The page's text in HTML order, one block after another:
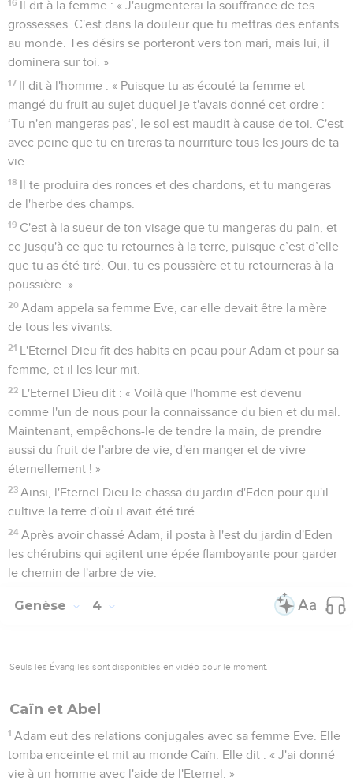
16 Il dit à la femme : « J'augmenterai la souffrance de tes
grossesses. C'est dans la douleur que tu mettras des enfants
au monde. Tes désirs se porteront vers ton mari, mais lui, il
dominera sur toi. »
17 Il dit à l'homme : « Puisque tu as écouté ta femme et
mangé du fruit au sujet duquel je t'avais donné cet ordre :
‘Tu n'en mangeras pas’, le sol est maudit à cause de toi. C'est
avec peine que tu en tireras ta nourriture tous les jours de ta
vie.
18 Il te produira des ronces et des chardons, et tu mangeras
de l'herbe des champs.
19 C'est à la sueur de ton visage que tu mangeras du pain, et
ce jusqu'à ce que tu retournes à la terre, puisque c’est d’elle
que tu as été tiré. Oui, tu es poussière et tu retourneras à la
poussière. »
20 Adam appela sa femme Eve, car elle devait être la mère
de tous les vivants.
21 L'Eternel Dieu fit des habits en peau pour Adam et pour sa
femme, et il les leur mit.
22 L'Eternel Dieu dit : « Voilà que l'homme est devenu
comme l'un de nous pour la connaissance du bien et du mal.
Maintenant, empêchons-le de tendre la main, de prendre
aussi du fruit de l'arbre de vie, d'en manger et de vivre
éternellement ! »
23 Ainsi, l'Eternel Dieu le chassa du jardin d'Eden pour qu'il
cultive la terre d'où il avait été tiré.
24 Après avoir chassé Adam, il posta à l'est du jardin d'Eden
les chérubins qui agitent une épée flamboyante pour garder
le chemin de l'arbre de vie.
Genèse 4
Seuls les Évangiles sont disponibles en vidéo pour le moment.
Caïn et Abel
1 Adam eut des relations conjugales avec sa femme Eve. Elle
tomba enceinte et mit au monde Caïn. Elle dit : « J'ai donné
vie à un homme avec l'aide de l'Eternel. »